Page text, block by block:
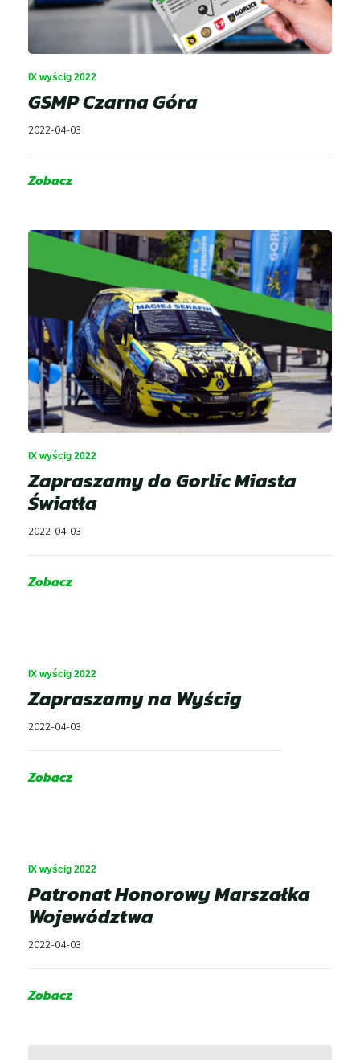
IX wyścig 2022
GSMP Czarna Góra
2022-04-03
Zobacz
IX wyścig 2022
Zapraszamy do Gorlic Miasta
Światła
2022-04-03
Zobacz
IX wyścig 2022
Zapraszamy na Wyścig
2022-04-03
Zobacz
IX wyścig 2022
Patronat Honorowy Marszałka
Województwa
2022-04-03
Zobacz